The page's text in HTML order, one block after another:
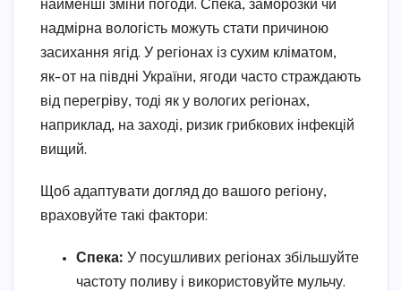
найменші зміни погоди. Спека, заморозки чи
надмірна вологість можуть стати причиною
засихання ягід. У регіонах із сухим кліматом,
як-от на півдні України, ягоди часто страждають
від перегріву, тоді як у вологих регіонах,
наприклад, на заході, ризик грибкових інфекцій
вищий.
Щоб адаптувати догляд до вашого регіону,
враховуйте такі фактори:
Спека: У посушливих регіонах збільшуйте
частоту поливу і використовуйте мульчу.